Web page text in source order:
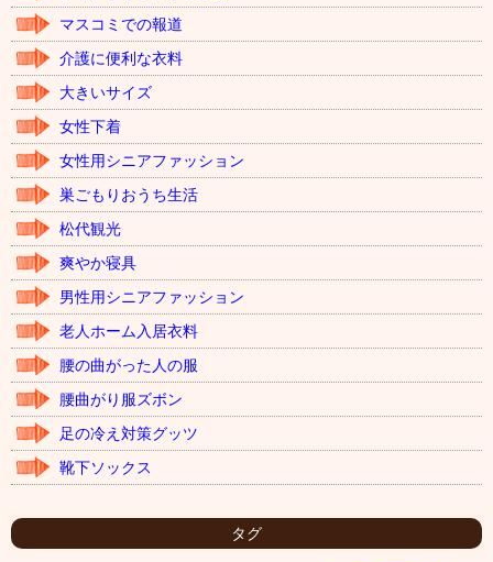
マスコミでの報道
介護に便利な衣料
大きいサイズ
女性下着
女性用シニアファッション
巣ごもりおうち生活
松代観光
爽やか寝具
男性用シニアファッション
老人ホーム入居衣料
腰の曲がった人の服
腰曲がり服ズボン
足の冷え対策グッツ
靴下ソックス
タグ